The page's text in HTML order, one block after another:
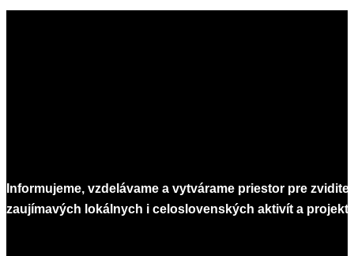
Informujeme, vzdelávame a vytvárame priestor pre
zaujímavých lokálnych i celoslovenských aktivít a